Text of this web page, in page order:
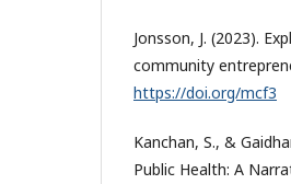
Jonsson, J. (2023).
community
https://doi.org/mcf3
Kanchan, S., &
Public Health: A